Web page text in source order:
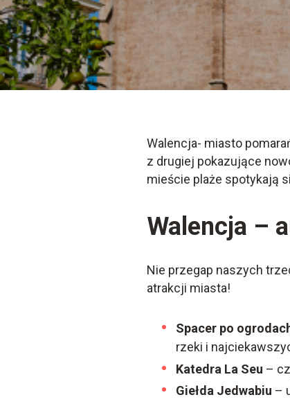
Walencja- miasto
z drugiej pokazujące
mieście plaże spotykają
Walencja –
Nie przegap naszych
atrakcji miasta!
Spacer po
rzeki i
Katedra La Seu –
Giełda Jedwabiu –